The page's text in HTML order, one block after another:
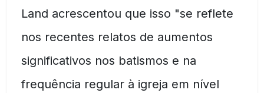
Land acrescentou que isso "se reflete
nos recentes relatos de aumentos
significativos nos batismos e na
frequência regular à igreja em nível